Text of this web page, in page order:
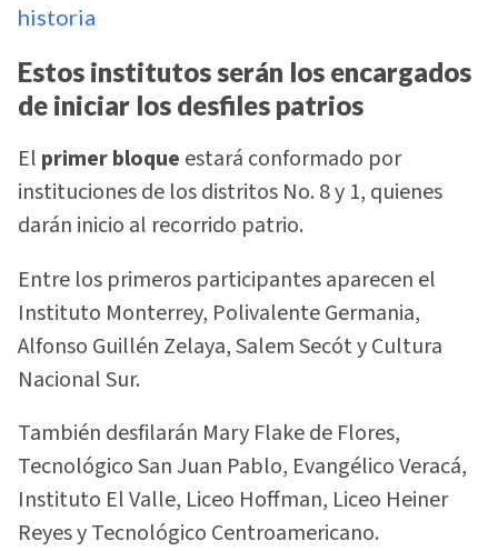
historia
Estos institutos serán los encargados
de iniciar los desfiles patrios
El primer bloque estará conformado por
instituciones de los distritos No. 8 y 1, quienes
darán inicio al recorrido patrio.
Entre los primeros participantes aparecen el
Instituto Monterrey, Polivalente Germania,
Alfonso Guillén Zelaya, Salem Secót y Cultura
Nacional Sur.
También desfilarán Mary Flake de Flores,
Tecnológico San Juan Pablo, Evangélico Veracá,
Instituto El Valle, Liceo Hoffman, Liceo Heiner
Reyes y Tecnológico Centroamericano.